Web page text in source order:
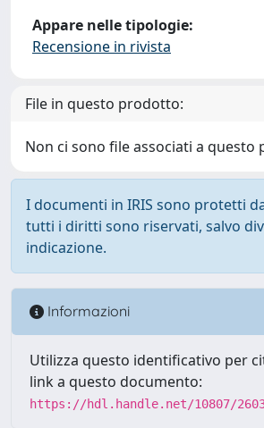
Appare nelle tipologie:
Recensione in rivista
File in questo prodotto:
Non ci sono file associati a questo
I documenti in IRIS sono protetti
tutti i diritti sono riservati, salvo
indicazione.
Informazioni
Utilizza questo identificativo per
link a questo documento:
https://hdl.handle.net/10807/